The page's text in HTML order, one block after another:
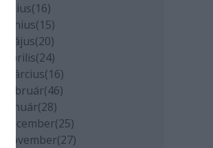
július(16)
június(15)
május(20)
április(24)
március(16)
február(46)
január(28)
december(25)
november(27)